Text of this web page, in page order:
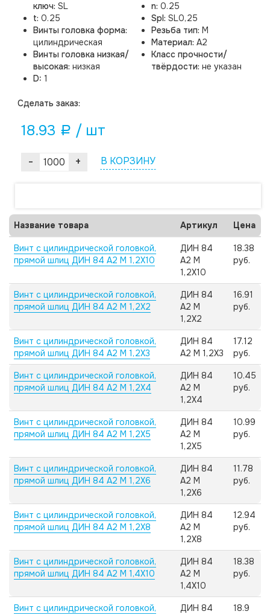
ключ: SL
t: 0.25
Винты головка форма:
цилиндрическая
Винты головка низкая/
высокая: низкая
D: 1
n: 0.25
Spl: SL0,25
Резьба тип: M
Материал: A2
Класс прочности/
твёрдости: не указан
Cделать заказ:
18.93 a / шт
- + В КОРЗИНУ
Название товара Артикул Цена
Винт с цилиндрической головкой,
прямой шлиц ДИН 84 А2 M 1,2X10
ДИН 84
А2 M
1,2X10
18.38
руб.
Винт с цилиндрической головкой,
прямой шлиц ДИН 84 А2 M 1,2X2
ДИН 84
А2 M
1,2X2
16.91
руб.
Винт с цилиндрической головкой,
прямой шлиц ДИН 84 А2 M 1,2X3
ДИН 84
А2 M 1,2X3
17.12
руб.
Винт с цилиндрической головкой,
прямой шлиц ДИН 84 А2 M 1,2X4
ДИН 84
А2 M
1,2X4
10.45
руб.
Винт с цилиндрической головкой,
прямой шлиц ДИН 84 А2 M 1,2X5
ДИН 84
А2 M
1,2X5
10.99
руб.
Винт с цилиндрической головкой,
прямой шлиц ДИН 84 А2 M 1,2X6
ДИН 84
А2 M
1,2X6
11.78
руб.
Винт с цилиндрической головкой,
прямой шлиц ДИН 84 А2 M 1,2X8
ДИН 84
А2 M
1,2X8
12.94
руб.
Винт с цилиндрической головкой,
прямой шлиц ДИН 84 А2 M 1,4X10
ДИН 84
А2 M
1,4X10
18.38
руб.
Винт с цилиндрической головкой,
ДИН 84
18.9